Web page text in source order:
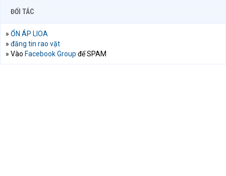
ĐỐI TÁC
» ỔN ÁP LIOA
» đăng tin rao vặt
» Vào Facebook Group để SPAM